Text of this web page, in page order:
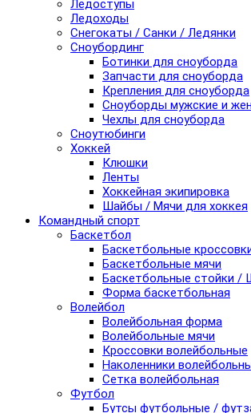
Ледоступы
Ледоходы
Снегокаты / Санки / Ледянки
Сноубординг
Ботинки для сноуборда
Запчасти для сноуборда
Крепления для сноуборда
Сноуборды мужские и
Чехлы для сноуборда
Сноутюбинги
Хоккей
Клюшки
Ленты
Хоккейная экипировка
Шайбы / Мячи для хоккея
Командный спорт
Баскетбол
Баскетбольные
Баскетбольные мячи
Баскетбольные стойки
Форма баскетбольная
Волейбол
Волейбольная форма
Волейбольные мячи
Кроссовки волейбольные
Наколенники
Сетка волейбольная
Футбол
Бутсы футбольные /